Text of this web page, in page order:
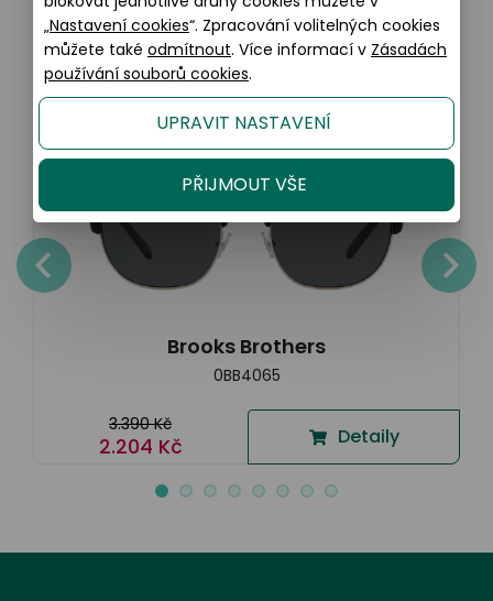
35% AKCE
Brooks Brothers
0BB4065
3.390 Kč
2.204 Kč Detaily
„Nastavení cookies“. Zpracování volitelných cookies
můžete také odmítnout. Více informací v Zásadách
používání souborů cookies.
UPRAVIT NASTAVENÍ
PŘIJMOUT VŠE